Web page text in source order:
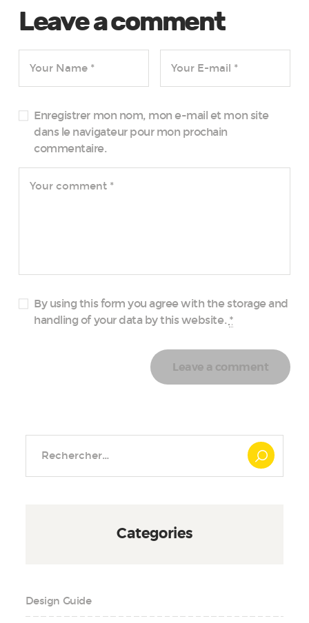
Leave a comment
Enregistrer mon nom, mon e-mail et mon site
dans le navigateur pour mon prochain
commentaire.
By using this form you agree with the storage and
handling of your data by this website. *
Categories
Design Guide